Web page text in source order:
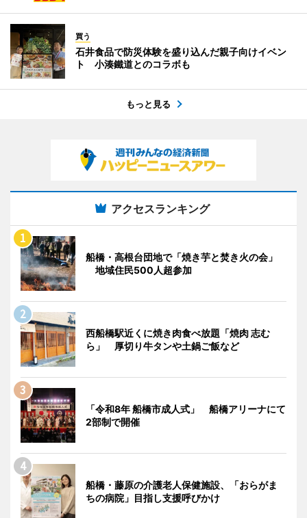
買う
石井食品で防災体験を盛り込んだ親子向けイベン
ト 小湊鐵道とのコラボも
もっと見る
アクセスランキング
船橋・高根台団地で「焼き芋と焚き火の会」
地域住民500人超参加
西船橋駅近くに焼き肉食べ放題「焼肉 志む
ら」 厚切り牛タンや土鍋ご飯など
「令和8年 船橋市成人式」 船橋アリーナにて
2部制で開催
船橋・藤原の介護老人保健施設、「おらがま
ちの病院」目指し支援呼びかけ